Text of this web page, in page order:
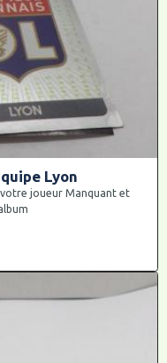
Équipe Lyon
joueur Manquant et